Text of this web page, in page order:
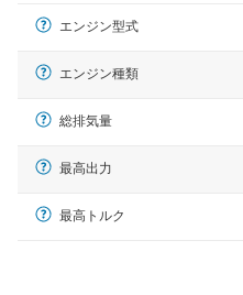
エンジン型式
エンジン種類
総排気量
最高出力
最高トルク